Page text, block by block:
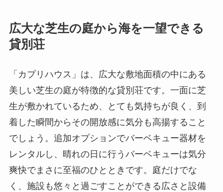
広大な芝生の庭から海を一望できる
貸別荘
「カプリハウス」は、広大な敷地面積の中にある
美しい芝生の庭が特徴的な貸別荘です。一面に芝
生が敷かれているため、とても気持ちが良く、到
着した瞬間からその開放感に気分も高揚すること
でしょう。追加オプションでバーベキュー器材を
レンタルし、晴れの日に行うバーベキューは気分
爽快でまさに至福のひとときです。庭だけでな
く、施設も悠々と過ごすことができる広さと設備